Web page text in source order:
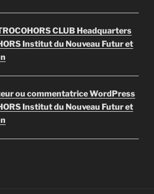
CLUB Headquarters
Institut du Nouveau Futur et
ou commentatrice WordPress
Institut du Nouveau Futur et